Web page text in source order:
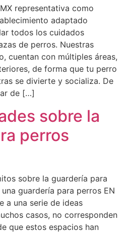
representativa como
adaptado
todos los cuidados
de perros. Nuestras
cuentan con múltiples áreas,
de forma que tu perro
se divierte y socializa. De
de […]
sobre la
perros
sobre la guardería para
guardería para perros EN
a una serie de ideas
casos, no corresponden
que estos espacios han